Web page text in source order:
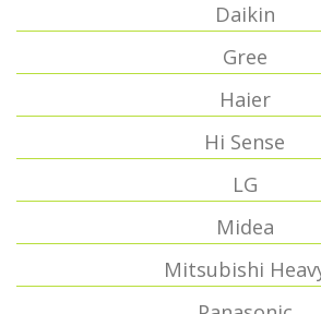
Daikin
Gree
Haier
Hi Sense
LG
Midea
Mitsubishi